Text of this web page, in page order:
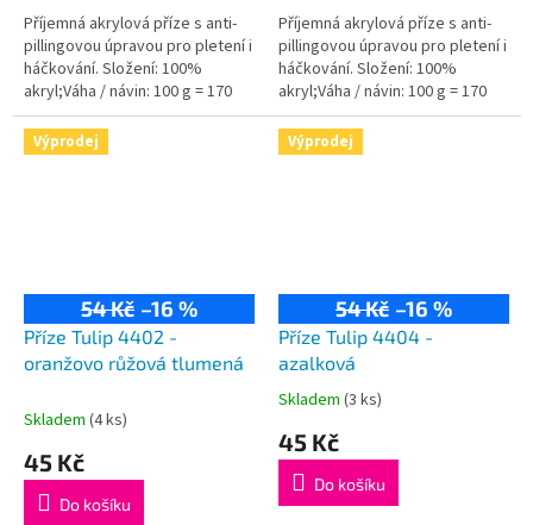
Příjemná akrylová příze s anti-
pillingovou úpravou pro pletení i
háčkování. Složení: 100%
akryl;Váha / návin: 100 g = 170
m;Doporučená velikost jehlic /...
Příjemná akrylová příze s anti-
pillingovou úpravou pro pletení i
háčkování. Složení: 100%
akryl;Váha / návin: 100 g = 170
m;Doporučená velikost jehlic /...
Výprodej
54 Kč –16 %
Příze Tulip 4402 -
oranžovo růžová tlumená
Skladem (4 ks)
45 Kč
Do košíku
Výprodej
54 Kč –16 %
Příze Tulip 4404 -
azalková
Průměrné
produktu
5,0
Skladem (3 ks)
45 Kč
Do košíku